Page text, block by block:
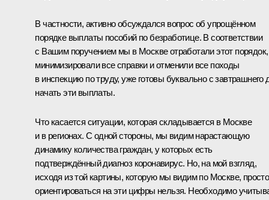
В частности, активно обсуждался вопрос об упрощённом
порядке выплаты пособий по безработице. В соответствии
с Вашим поручением мы в Москве отработали этот порядок,
минимизировали все справки и отменили все походы
в инспекцию по труду, уже готовы буквально с завтрашнего
начать эти выплаты.
Что касается ситуации, которая складывается в Москве
и в регионах. С одной стороны, мы видим нарастающую
динамику количества граждан, у которых есть
подтверждённый диагноз коронавирус. Но, на мой взгляд,
исходя из той картины, которую мы видим по Москве, просто
ориентироваться на эти цифры нельзя. Необходимо